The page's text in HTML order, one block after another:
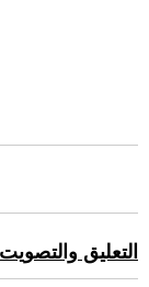
التعليق